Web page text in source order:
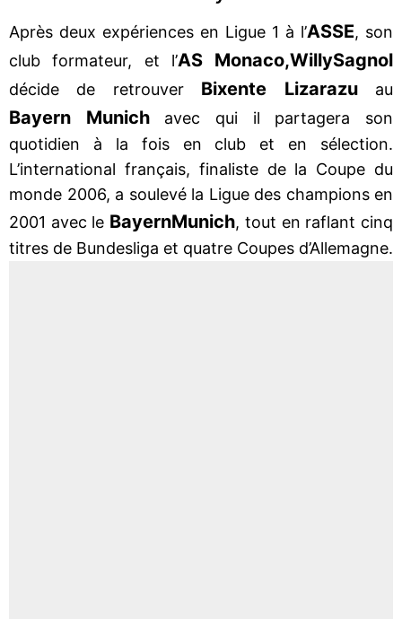
Après deux expériences en Ligue 1 à l’ASSE, son
club formateur, et l’AS Monaco,WillySagnol
décide de retrouver Bixente Lizarazuau
Bayern Munichavec qui il partagera son
quotidien à la fois en club et en sélection.
L’international français, finaliste de la Coupe du
monde 2006, a soulevé la Ligue des champions en
2001 avec le BayernMunich, tout en raflant cinq
titres de Bundesliga et quatre Coupes d’Allemagne.